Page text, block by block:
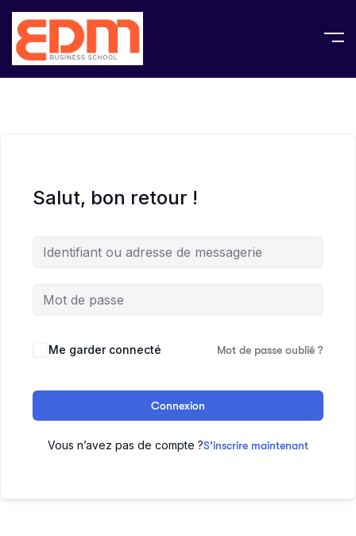
Salut, bon retour !
Me garder connecté Mot de passe oublié ?
Connexion
Vous n’avez pas de compte ?S’inscrire maintenant